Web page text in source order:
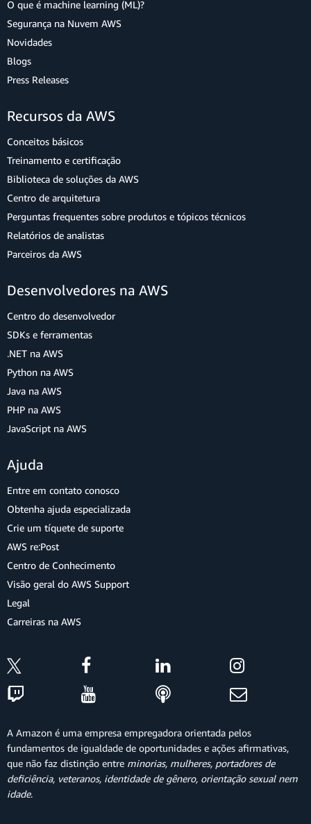
O que é machine learning (ML)?
Segurança na Nuvem AWS
Novidades
Blogs
Press Releases
Recursos da AWS
Conceitos básicos
Treinamento e certificação
Biblioteca de soluções da AWS
Centro de arquitetura
Perguntas frequentes sobre produtos e tópicos técnicos
Relatórios de analistas
Parceiros da AWS
Desenvolvedores na AWS
Centro do desenvolvedor
SDKs e ferramentas
.NET na AWS
Python na AWS
Java na AWS
PHP na AWS
JavaScript na AWS
Ajuda
Entre em contato conosco
Obtenha ajuda especializada
Crie um tíquete de suporte
AWS re:Post
Centro de Conhecimento
Visão geral do AWS Support
Legal
Carreiras na AWS
A Amazon é uma empresa empregadora orientada pelos
fundamentos de igualdade de oportunidades e ações afirmativas,
que não faz distinção entre minorias, mulheres, portadores de
deficiência, veteranos, identidade de gênero, orientação sexual nem
idade.